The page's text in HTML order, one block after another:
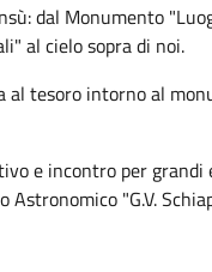
dal Monumento
al cielo sopra di noi.
al tesoro intorno al
e incontro per grandi
Astronomico "G.V.